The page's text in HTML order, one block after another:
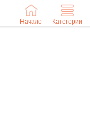
Начало Категории